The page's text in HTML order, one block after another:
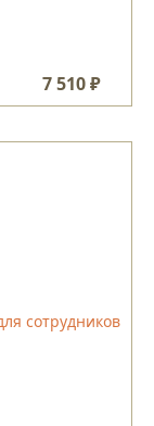
7 510 ₽